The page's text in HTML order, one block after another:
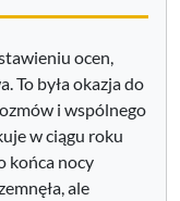
ocen,
To była okazja do
i wspólnego
w ciągu roku
końca nocy
ale